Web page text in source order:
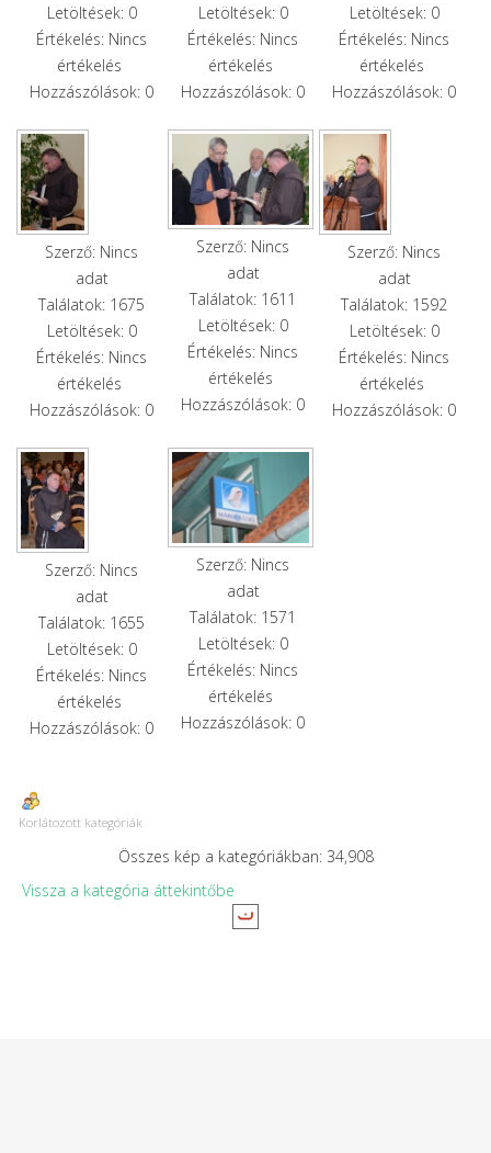
Letöltések: 0
Értékelés: Nincs
értékelés
Hozzászólások: 0
Letöltések: 0
Értékelés: Nincs
értékelés
Hozzászólások: 0
Letöltések: 0
Értékelés: Nincs
értékelés
Hozzászólások: 0
Szerző: Nincs
adat
Találatok: 1675
Letöltések: 0
Értékelés: Nincs
értékelés
Hozzászólások: 0
Szerző: Nincs
adat
Találatok: 1611
Letöltések: 0
Értékelés: Nincs
értékelés
Hozzászólások: 0
Szerző: Nincs
adat
Találatok: 1592
Letöltések: 0
Értékelés: Nincs
értékelés
Hozzászólások: 0
Szerző: Nincs
adat
Találatok: 1655
Letöltések: 0
Értékelés: Nincs
értékelés
Hozzászólások: 0
Szerző: Nincs
adat
Találatok: 1571
Letöltések: 0
Értékelés: Nincs
értékelés
Hozzászólások: 0
Korlátozott kategóriák
Összes kép a kategóriákban: 34,908
Vissza a kategória áttekintőbe